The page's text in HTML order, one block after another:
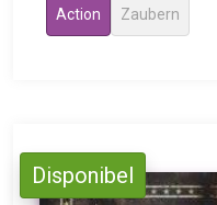
Action Zaubern
Disponibel